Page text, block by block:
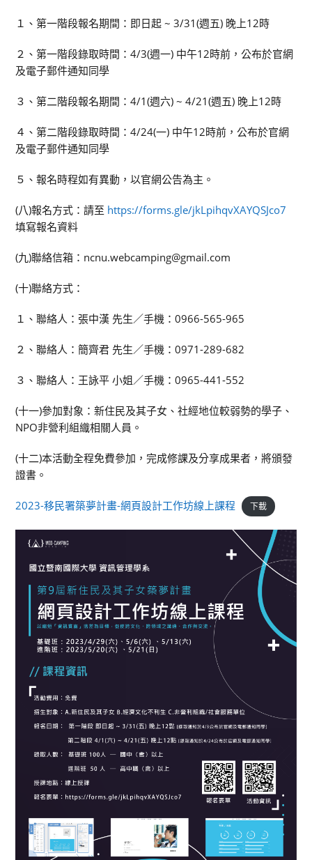
１、第一階段報名期間：即日起 ~ 3/31(週五) 晚上12時
２、第一階段錄取時間：4/3(週一) 中午12時前，公布於官網
及電子郵件通知同學
３、第二階段報名期間：4/1(週六) ~ 4/21(週五) 晚上12時
４、第二階段錄取時間：4/24(一) 中午12時前，公布於官網
及電子郵件通知同學
５、報名時程如有異動，以官網公告為主。
(八)報名方式：請至 https://forms.gle/jkLpihqvXAYQSJco7
填寫報名資料
(九)聯絡信箱：ncnu.webcamping@gmail.com
(十)聯絡方式：
１、聯絡人：張中漢 先生／手機：0966-565-965
２、聯絡人：簡齊君 先生／手機：0971-289-682
３、聯絡人：王詠平 小姐／手機：0965-441-552
(十一)參加對象：新住民及其子女、社經地位較弱勢的學子、
NPO非營利組織相關人員。
(十二)本活動全程免費參加，完成修課及分享成果者，將頒發
證書。
2023-移民署築夢計畫-網頁設計工作坊線上課程 下載